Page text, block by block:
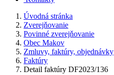
Úvodná stránka
Zverejňovanie
Povinné zverejňovanie
Obec Makov
Zmluvy, faktúry, objednávky
Faktúry
Detail faktúry DF2023/136